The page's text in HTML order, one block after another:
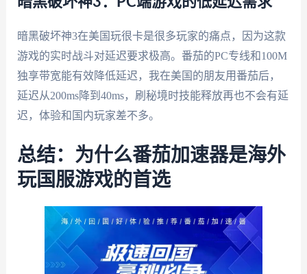
暗黑破坏神3在美国玩很卡是很多玩家的痛点，因为这款
游戏的实时战斗对延迟要求极高。番茄的PC专线和100M
独享带宽能有效降低延迟，我在美国的朋友用番茄后，
延迟从200ms降到40ms，刷秘境时技能释放再也不会有延
迟，体验和国内玩家差不多。
总结：为什么番茄加速器是海外
玩国服游戏的首选